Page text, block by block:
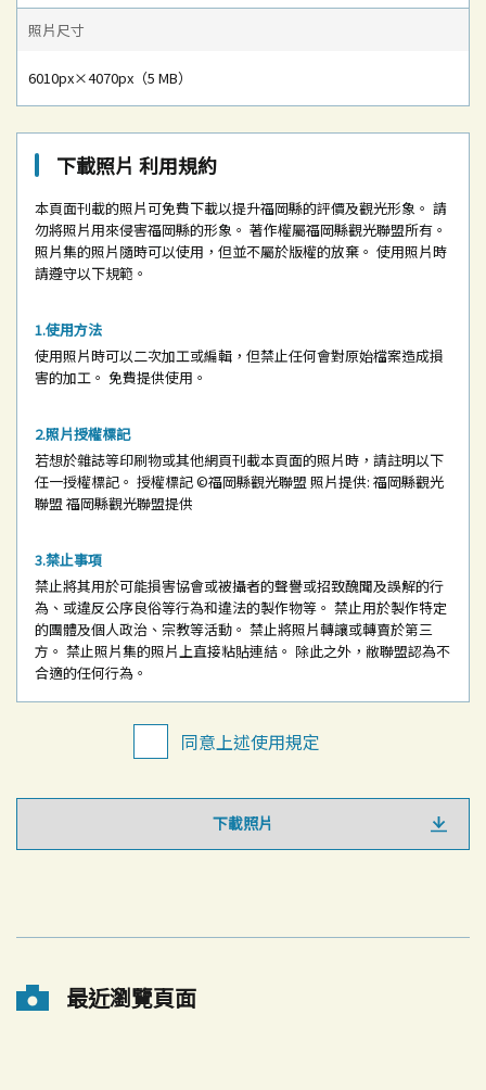
照片尺寸
6010px×4070px（5 MB）
下載照片 利用規約
本頁面刊載的照片可免費下載以提升福岡縣的評價及觀光形象。 請
勿將照片用來侵害福岡縣的形象。 著作權屬福岡縣觀光聯盟所有。
照片集的照片隨時可以使用，但並不屬於版權的放棄。 使用照片時
請遵守以下規範。
使用方法
使用照片時可以二次加工或編輯，但禁止任何會對原始檔案造成損
害的加工。 免費提供使用。
照片授權標記
若想於雜誌等印刷物或其他網頁刊載本頁面的照片時，請註明以下
任一授權標記。 授權標記©福岡縣觀光聯盟 照片提供: 福岡縣觀光
聯盟 福岡縣觀光聯盟提供
禁止事項
禁止將其用於可能損害協會或被攝者的聲譽或招致醜聞及誤解的行
為、或違反公序良俗等行為和違法的製作物等。 禁止用於製作特定
的團體及個人政治、宗教等活動。 禁止將照片轉讓或轉賣於第三
方。 禁止照片集的照片上直接粘貼連結。 除此之外，敝聯盟認為不
合適的任何行為。
同意上述使用規定
下載照片
最近瀏覽頁面